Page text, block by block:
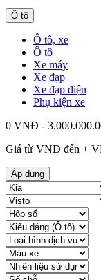
Ô tô
Ô tô, xe
Ô tô
Xe máy
Xe đạp
Xe đạp điện
Phụ kiện xe
0 VNĐ -
Giá từ VNĐ đến +
Áp dụng